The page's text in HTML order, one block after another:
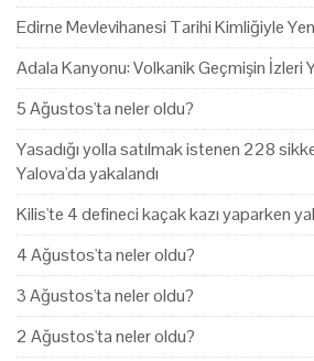
Edirne Mevlevihanesi Tarihi Kimliğiyle
Adala Kanyonu: Volkanik Geçmişin İzleri
5 Ağustos'ta neler oldu?
Yasadığı yolla satılmak istenen 228
Yalova'da yakalandı
Kilis'te 4 defineci kaçak kazı yaparken
4 Ağustos'ta neler oldu?
3 Ağustos'ta neler oldu?
2 Ağustos'ta neler oldu?